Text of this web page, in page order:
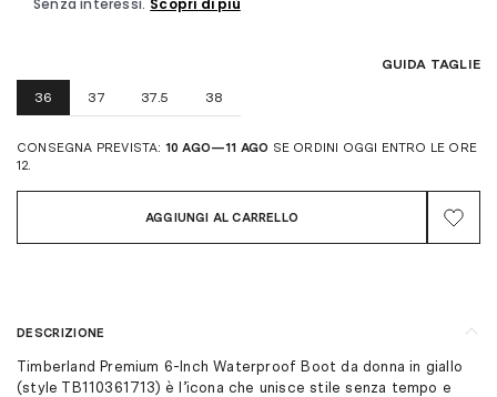
GUIDA TAGLIE
36 37 37.5 38
CONSEGNA PREVISTA: 10 AGO—11 AGO SE ORDINI OGGI ENTRO LE ORE
12.
AGGIUNGI AL CARRELLO
DESCRIZIONE
Timberland Premium 6-Inch Waterproof Boot da donna in giallo
(style TB110361713) è l’icona che unisce stile senza tempo e